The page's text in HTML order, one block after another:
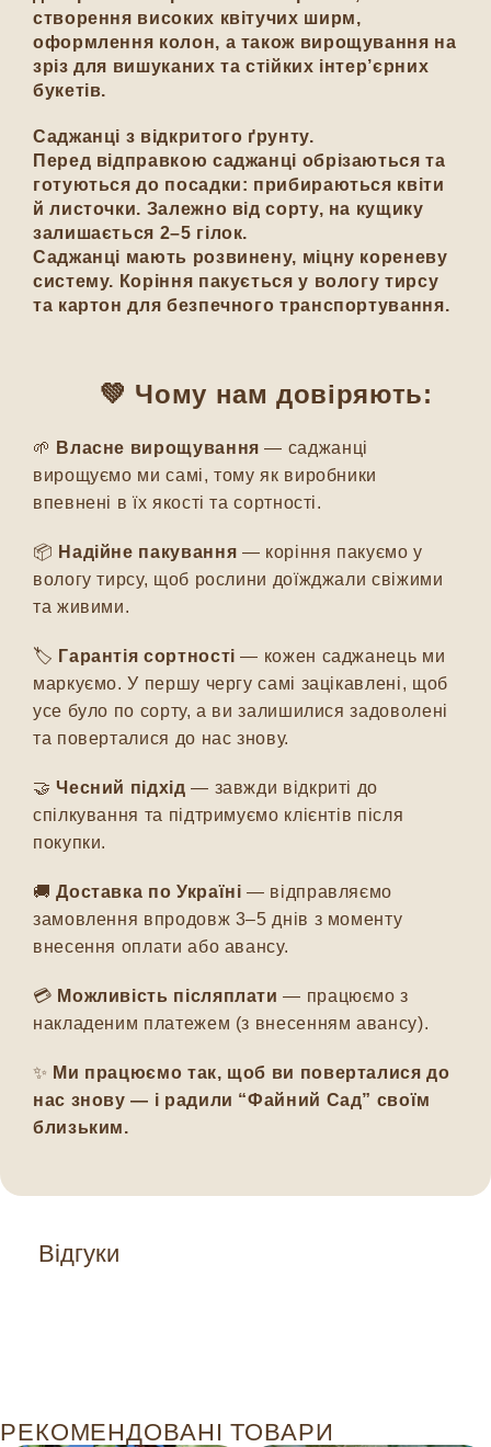
Відгуки
створення високих квітучих ширм,
оформлення колон, а також вирощування на
зріз для вишуканих та стійких інтер’єрних
букетів.
Саджанці з відкритого ґрунту.
Перед відправкою саджанці обрізаються та
готуються до посадки: прибираються квіти
й листочки. Залежно від сорту, на кущику
залишається 2–5 гілок.
Саджанці мають розвинену, міцну кореневу
систему. Коріння пакується у вологу тирсу
та картон для безпечного транспортування.
💚 Чому нам довіряють:
🌱 Власне вирощування — саджанці
вирощуємо ми самі, тому як виробники
впевнені в їх якості та сортності.
📦 Надійне пакування — коріння пакуємо у
вологу тирсу, щоб рослини доїжджали свіжими
та живими.
🏷️ Гарантія сортності — кожен саджанець ми
маркуємо. У першу чергу самі зацікавлені, щоб
усе було по сорту, а ви залишилися задоволені
та поверталися до нас знову.
🤝Чесний підхід — завжди відкриті до
спілкування та підтримуємо клієнтів після
покупки.
🚚Доставка по Україні — відправляємо
замовлення впродовж 3–5 днів з моменту
внесення оплати або авансу.
💳 Можливість післяплати — працюємо з
накладеним платежем (з внесенням авансу).
✨ Ми працюємо так, щоб ви поверталися до
нас знову — і радили “Файний Сад” своїм
близьким.
РЕКОМЕНДОВАНІ ТОВАРИ